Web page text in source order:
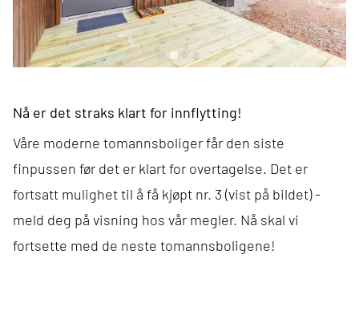
Nå er det straks klart for innflytting!
Våre moderne tomannsboliger får den siste
finpussen før det er klart for overtagelse. Det er
fortsatt mulighet til å få kjøpt nr. 3 (vist på bildet) -
meld deg på visning hos vår megler. Nå skal vi
fortsette med de neste tomannsboligene!